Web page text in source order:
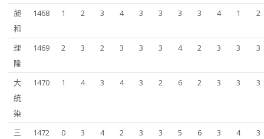
昶
和
1468 1 2 3 4 3 3 3 3 4 1 2
理
隆
1469 2 3 2 3 3 3 4 2 3 3 3
大
統
染
1470 1 4 3 4 3 2 6 2 3 3 3
三
1472 0 3 4 2 3 3 5 6 3 4 3